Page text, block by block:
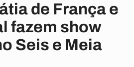
de França e
fazem show
Seis e Meia